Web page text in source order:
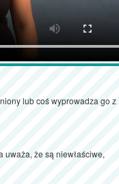
lub coś wyprowadza go z
uważa, że są niewłaściwe,